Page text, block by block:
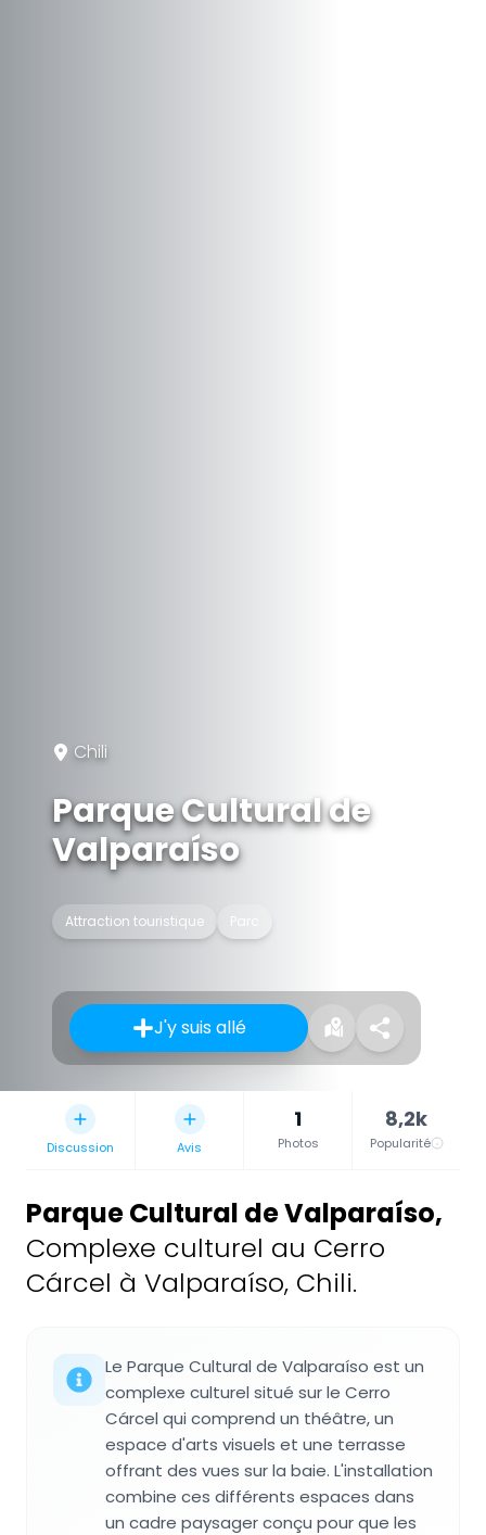
Chili
Parque Cultural de
Valparaíso
Attraction touristique Parc
J'y suis allé
Discussion Avis
1
Photos
8,2k
Popularité
Parque Cultural de Valparaíso,
Complexe culturel au Cerro
Cárcel à Valparaíso, Chili.
Le Parque Cultural de Valparaíso est un
complexe culturel situé sur le Cerro
Cárcel qui comprend un théâtre, un
espace d'arts visuels et une terrasse
offrant des vues sur la baie. L'installation
combine ces différents espaces dans
un cadre paysager conçu pour que les